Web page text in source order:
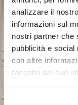
analizzare il
informazioni sul
nostri partner che
pubblicità e social
con altre
raccolto dal suo
Selezione